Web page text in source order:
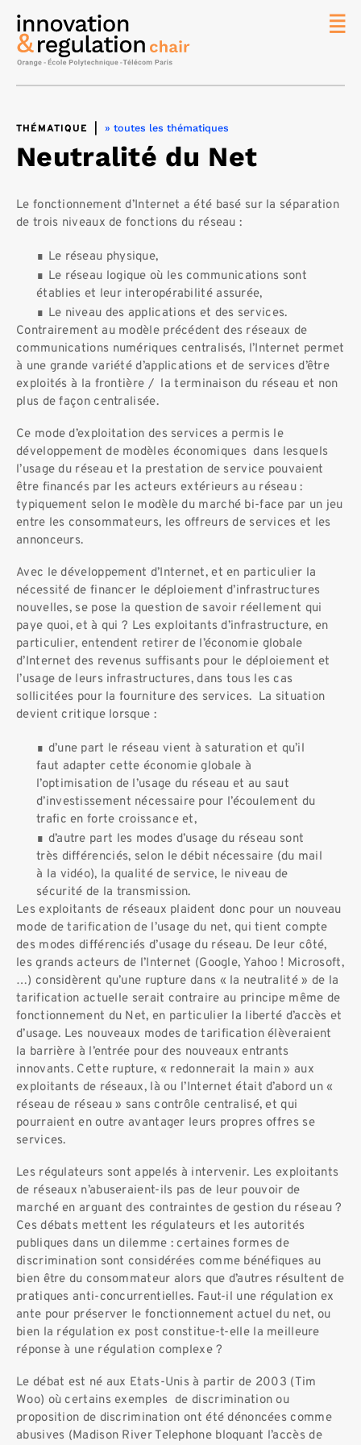
THÉMATIQUE » toutes les thématiques
Neutralité du Net
Le fonctionnement d’Internet a été basé sur la séparation
de trois niveaux de fonctions du réseau :
Le réseau physique,
Le réseau logique où les communications sont
établies et leur interopérabilité assurée,
Le niveau des applications et des services.
Contrairement au modèle précédent des réseaux de
communications numériques centralisés, l’Internet permet
à une grande variété d’applications et de services d’être
exploités à la frontière / la terminaison du réseau et non
plus de façon centralisée.
Ce mode d’exploitation des services a permis le
développement de modèles économiques dans lesquels
l’usage du réseau et la prestation de service pouvaient
être financés par les acteurs extérieurs au réseau :
typiquement selon le modèle du marché bi-face par un jeu
entre les consommateurs, les offreurs de services et les
annonceurs.
Avec le développement d’Internet, et en particulier la
nécessité de financer le déploiement d’infrastructures
nouvelles, se pose la question de savoir réellement qui
paye quoi, et à qui ? Les exploitants d’infrastructure, en
particulier, entendent retirer de l’économie globale
d’Internet des revenus suffisants pour le déploiement et
l’usage de leurs infrastructures, dans tous les cas
sollicitées pour la fourniture des services. La situation
devient critique lorsque :
d’une part le réseau vient à saturation et qu’il
faut adapter cette économie globale à
l’optimisation de l’usage du réseau et au saut
d’investissement nécessaire pour l’écoulement du
trafic en forte croissance et,
d’autre part les modes d’usage du réseau sont
très différenciés, selon le débit nécessaire (du mail
à la vidéo), la qualité de service, le niveau de
sécurité de la transmission.
Les exploitants de réseaux plaident donc pour un nouveau
mode de tarification de l’usage du net, qui tient compte
des modes différenciés d’usage du réseau. De leur côté,
les grands acteurs de l’Internet (Google, Yahoo ! Microsoft,
…) considèrent qu’une rupture dans « la neutralité » de la
tarification actuelle serait contraire au principe même de
fonctionnement du Net, en particulier la liberté d’accès et
d’usage. Les nouveaux modes de tarification élèveraient
la barrière à l’entrée pour des nouveaux entrants
innovants. Cette rupture, « redonnerait la main » aux
exploitants de réseaux, là ou l’Internet était d’abord un «
réseau de réseau » sans contrôle centralisé, et qui
pourraient en outre avantager leurs propres offres se
services.
Les régulateurs sont appelés à intervenir. Les exploitants
de réseaux n’abuseraient-ils pas de leur pouvoir de
marché en arguant des contraintes de gestion du réseau ?
Ces débats mettent les régulateurs et les autorités
publiques dans un dilemme : certaines formes de
discrimination sont considérées comme bénéfiques au
bien être du consommateur alors que d’autres résultent de
pratiques anti-concurrentielles. Faut-il une régulation ex
ante pour préserver le fonctionnement actuel du net, ou
bien la régulation ex post constitue-t-elle la meilleure
réponse à une régulation complexe ?
Le débat est né aux Etats-Unis à partir de 2003 (Tim
Woo) où certains exemples de discrimination ou
proposition de discrimination ont été dénoncées comme
abusives (Madison River Telephone bloquant l’accès de
IREN
Rechercher